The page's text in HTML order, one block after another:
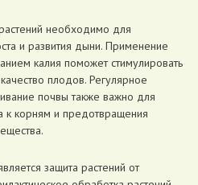
необходимо для
и развития дыни. Применение
калия поможет стимулировать
плодов. Регулярное
почвы также важно для
к корням и предотвращения
защита растений от